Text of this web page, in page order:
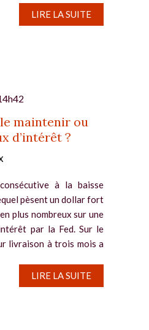
LIRE LA SUITE
maintenir ou
d’intérêt ?
à la baisse
pèsent un dollar fort
plus nombreux sur une
par la Fed. Sur le
livraison à trois mois a
LIRE LA SUITE